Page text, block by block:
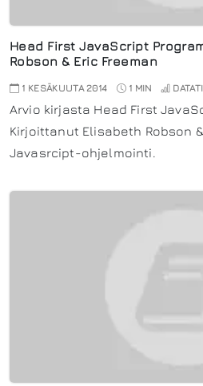
Head First JavaScript
Robson & Eric Freeman
1 KESÄKUUTA 2014 1 MIN
Arvio kirjasta Head First
Kirjoittanut Elisabeth Robson
Javasrcipt-ohjelmointi.